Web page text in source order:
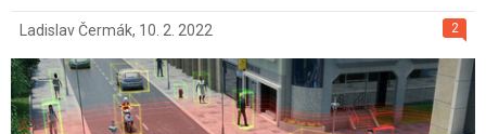
2
Ladislav Čermák, 10. 2. 2022